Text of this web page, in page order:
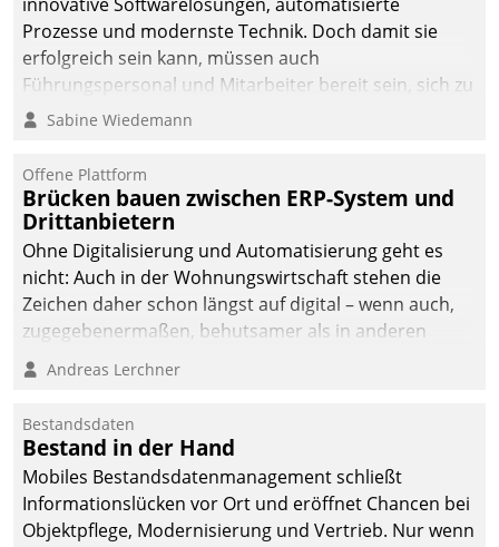
die Bereitschaft, sich zu überprüfen, zu hinterfragen
und zu verändern.
Prozesse und modernste Technik. Doch damit sie
erfolgreich sein kann, müssen auch
Führungspersonal und Mitarbeiter bereit sein, sich zu
verändern und anzupassen, sonst werden sie an ihr
Sabine Wiedemann
Offene Plattform
Brücken bauen zwischen ERP-System und
Drittanbietern
Ohne Digitalisierung und Automatisierung geht es
nicht: Auch in der Wohnungswirtschaft stehen die
Zeichen daher schon längst auf digital – wenn auch,
zugegebenermaßen, behutsamer als in anderen
Branchen.
Andreas Lerchner
Bestandsdaten
Bestand in der Hand
Mobiles Bestandsdatenmanagement schließt
Informationslücken vor Ort und eröffnet Chancen bei
Objektpflege, Modernisierung und Vertrieb. Nur wenn